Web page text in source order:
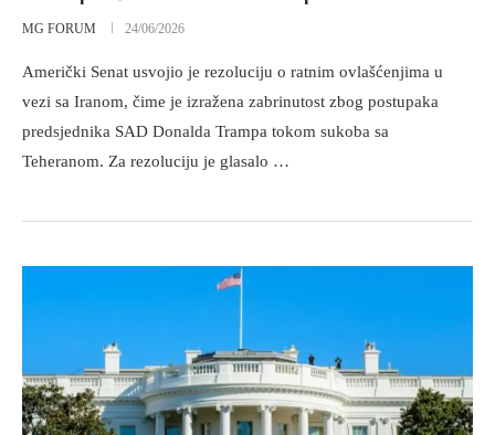
MG FORUM 24/06/2026
Američki Senat usvojio je rezoluciju o ratnim ovlašćenjima u
vezi sa Iranom, čime je izražena zabrinutost zbog postupaka
predsjednika SAD Donalda Trampa tokom sukoba sa
Teheranom. Za rezoluciju je glasalo …